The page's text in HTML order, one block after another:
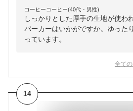
コーヒーコーヒー(40代・男性)
しっかりとした厚手の生地が使わ
パーカーはいかがですか。ゆった
っています。
全て
14